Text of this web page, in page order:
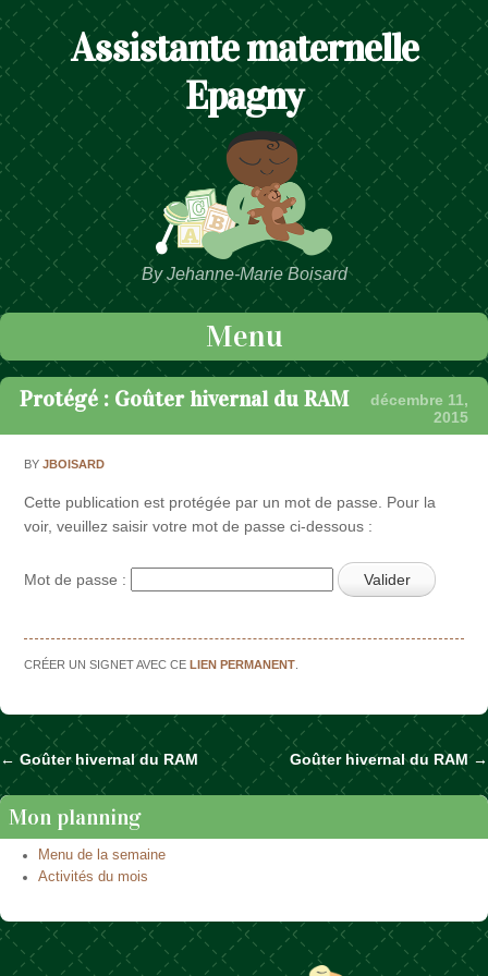
Assistante maternelle
Epagny
By Jehanne-Marie Boisard
Menu
Passer au contenu
Protégé : Goûter hivernal du RAM
décembre 11,
2015
BYJBOISARD
Cette publication est protégée par un mot de passe. Pour la
voir, veuillez saisir votre mot de passe ci-dessous :
Mot de passe :
CRÉER UN SIGNET AVEC CELIEN PERMANENT
Naviguer dans les articles
←Goûter hivernal du RAM Goûter hivernal du RAM→
Mon planning
Menu de la semaine
Activités du mois